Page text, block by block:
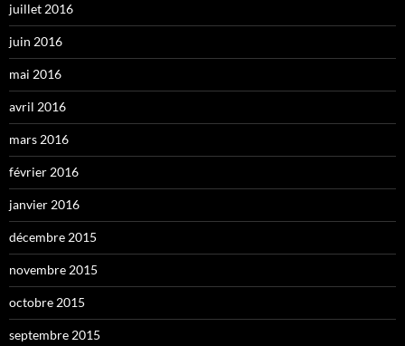
juillet 2016
juin 2016
mai 2016
avril 2016
mars 2016
février 2016
janvier 2016
décembre 2015
novembre 2015
octobre 2015
septembre 2015